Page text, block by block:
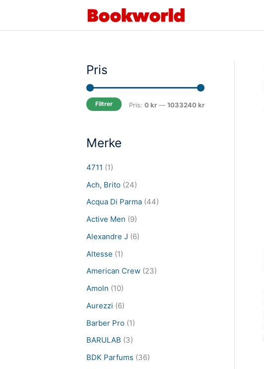
til
Pris
MM
Filtrer Pris: 0 kr— 1033240 kr
Merke
4711 (1)
Ach, Brito (24)
Acqua Di Parma (44)
Active Men (9)
Alexandre J (6)
Altesse (1)
American Crew (23)
Amoln (10)
Aurezzi (6)
Barber Pro (1)
BARULAB (3)
BDK Parfums (36)